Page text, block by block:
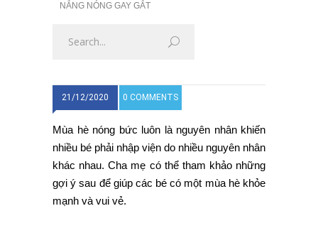
NẮNG NÓNG GAY GẮT
21/12/2020 0 COMMENTS
Mùa hè nóng bức luôn là nguyên nhân khiến
nhiều bé phải nhập viện do nhiều nguyên nhân
khác nhau. Cha mẹ có thể tham khảo những
gợi ý sau để giúp các bé có một mùa hè khỏe
mạnh và vui vẻ.